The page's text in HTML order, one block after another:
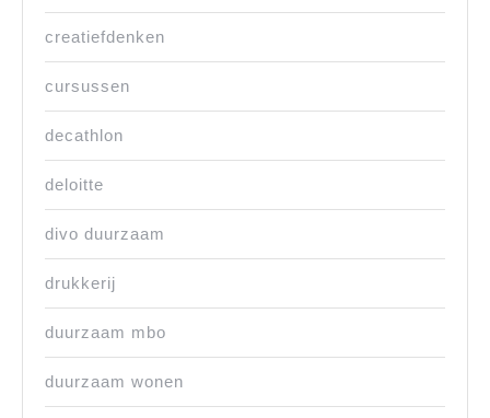
creatiefdenken
cursussen
decathlon
deloitte
divo duurzaam
drukkerij
duurzaam mbo
duurzaam wonen